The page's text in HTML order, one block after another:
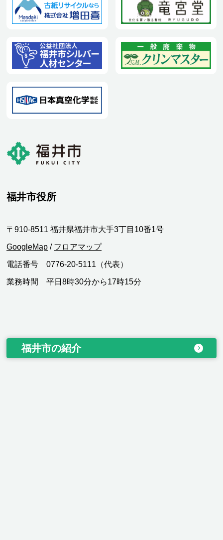
福井市役所
〒910-8511 福井県福井市大手3丁目10番1号
GoogleMap / フロアマップ
電話番号 0776-20-5111（代表）
業務時間 平日8時30分から17時15分
福井市の紹介